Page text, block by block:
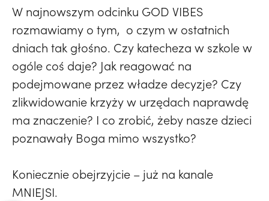
W najnowszym odcinku GOD VIBES
rozmawiamy o tym, o czym w ostatnich
dniach tak głośno. Czy katecheza w szkole w
ogóle coś daje? Jak reagować na
podejmowane przez władze decyzje? Czy
zlikwidowanie krzyży w urzędach naprawdę
ma znaczenie? I co zrobić, żeby nasze dzieci
poznawały Boga mimo wszystko?
Koniecznie obejrzyjcie – już na kanale
MNIEJSI.